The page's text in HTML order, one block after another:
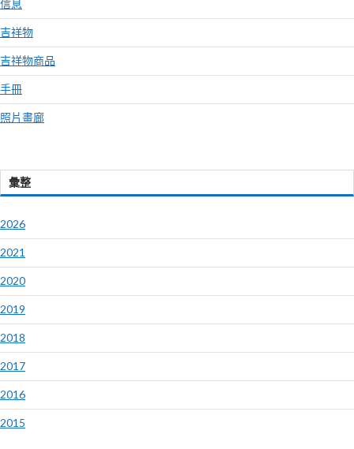
信息
吉祥物
吉祥物商品
手冊
照片畫廊
彙整
2026
2021
2020
2019
2018
2017
2016
2015